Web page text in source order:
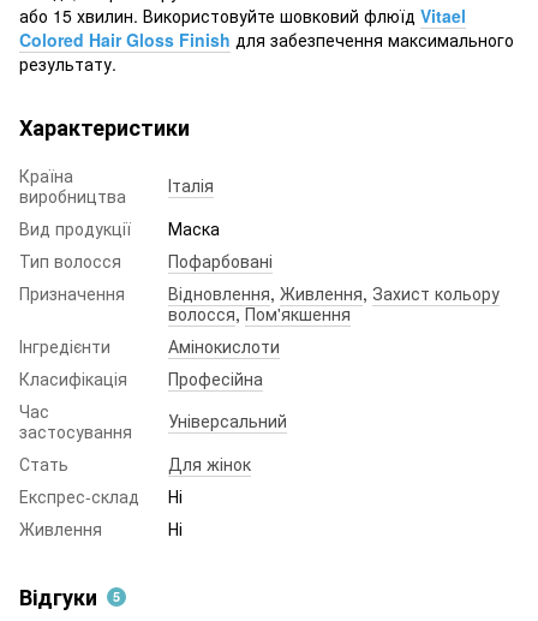
або 15 хвилин. Використовуйте шовковий флюїд Vitael
Colored Hair Gloss Finish для забезпечення максимального
результату.
Характеристики
Країна
виробництва
Італія
Вид продукції
Маска
Тип волосся
Пофарбовані
Призначення
Відновлення, Живлення, Захист кольору
волосся,Пом'якшення
Інгредієнти
Амінокислоти
Класифікація
Професійна
Час
застосування
Універсальний
Стать
Для жінок
Експрес-склад
Ні
Живлення
Ні
Відгуки 5